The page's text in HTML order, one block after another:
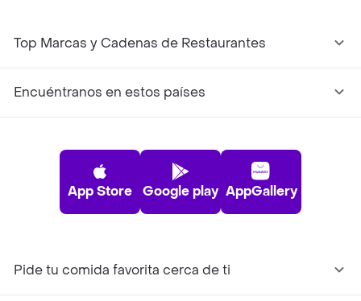
Top Marcas y Cadenas de Restaurantes
Encuéntranos en estos países
App Store Google play AppGallery
Pide tu comida favorita cerca de ti